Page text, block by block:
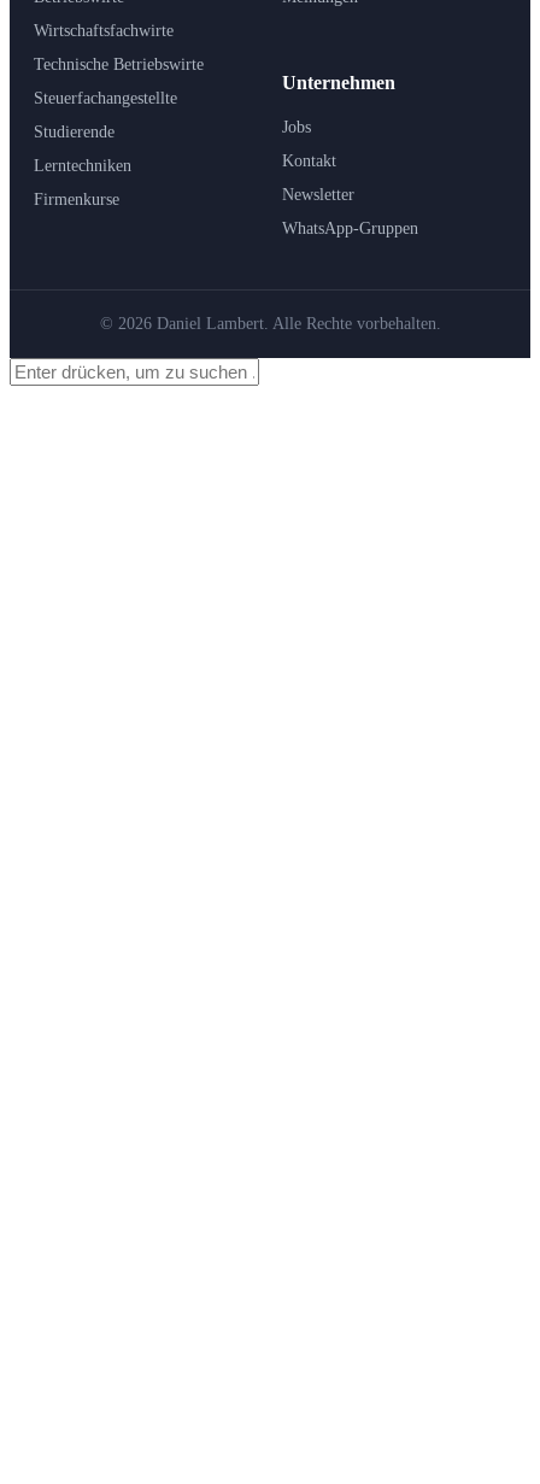
Wirtschaftsfachwirte
Technische Betriebswirte
Steuerfachangestellte
Studierende
Lerntechniken
Firmenkurse
Unternehmen
Jobs
Kontakt
Newsletter
WhatsApp-Gruppen
© 2026 Daniel Lambert. Alle Rechte vorbehalten.